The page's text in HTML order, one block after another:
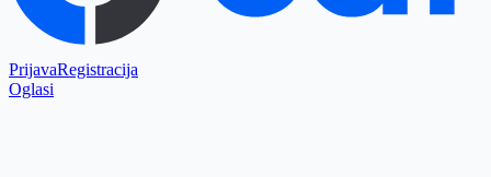
PrijavaRegistracija
Oglasi